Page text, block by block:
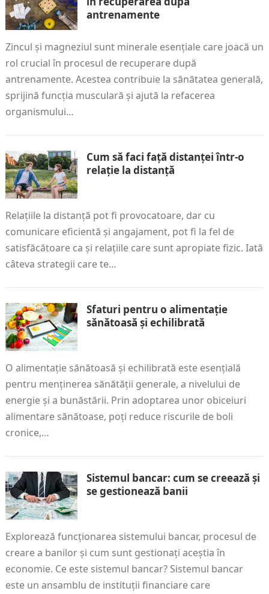
antrenamente
Zincul și magneziul sunt minerale esențiale care joacă un
rol crucial în procesul de recuperare după
antrenamente. Acestea contribuie la sănătatea generală,
sprijină funcția musculară și ajută la refacerea
organismului…
Cum să faci față distanței într-o
relație la distanță
Relațiile la distanță pot fi provocatoare, dar cu
comunicare eficientă și angajament, pot fi la fel de
satisfăcătoare ca și relațiile care sunt apropiate fizic. Iată
câteva strategii care te…
Sfaturi pentru o alimentație
sănătoasă și echilibrată
O alimentație sănătoasă și echilibrată este esențială
pentru menținerea sănătății generale, a nivelului de
energie și a bunăstării. Prin adoptarea unor obiceiuri
alimentare sănătoase, poți reduce riscurile de boli
cronice,…
Sistemul bancar: cum se creează și
se gestionează banii
Explorează funcționarea sistemului bancar, procesul de
creare a banilor și cum sunt gestionați aceștia în
economie. Ce este sistemul bancar? Sistemul bancar
este un ansamblu de instituții financiare care